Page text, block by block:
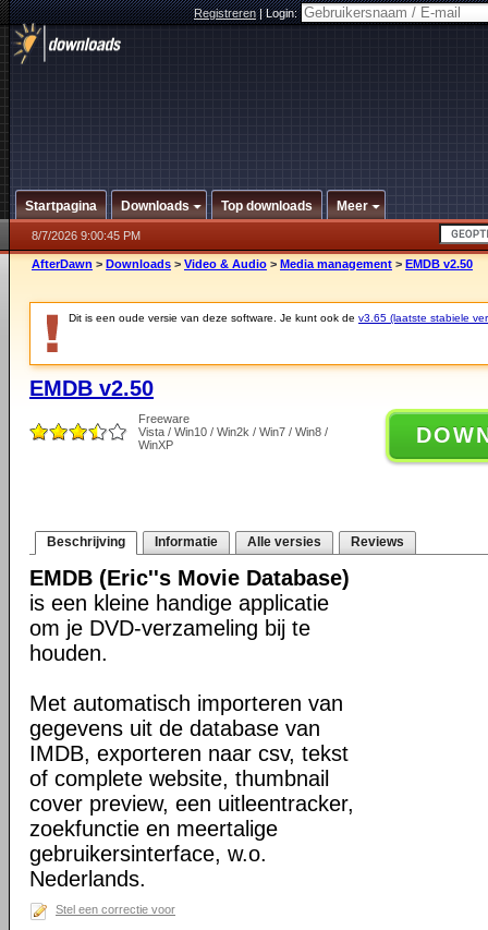
Registreren|Login:
Startpagina Downloads Top downloads Meer
8/7/2026 9:00:45 PM
AfterDawn > Downloads > Video & Audio > Media management > EMDB v2.50
Dit is een oude versie van deze software. Je kunt ook de v3.65 (laatste stabiele
EMDB v2.50
Freeware
Vista / Win10 / Win2k / Win7 / Win8 /
WinXP
Beschrijving Informatie Alle versies Reviews
EMDB (Eric''s Movie Database)
is een kleine handige applicatie
om je DVD-verzameling bij te
houden.
Met automatisch importeren van
gegevens uit de database van
IMDB, exporteren naar csv, tekst
of complete website, thumbnail
cover preview, een uitleentracker,
zoekfunctie en meertalige
gebruikersinterface, w.o.
Nederlands.
Stel een correctie voor